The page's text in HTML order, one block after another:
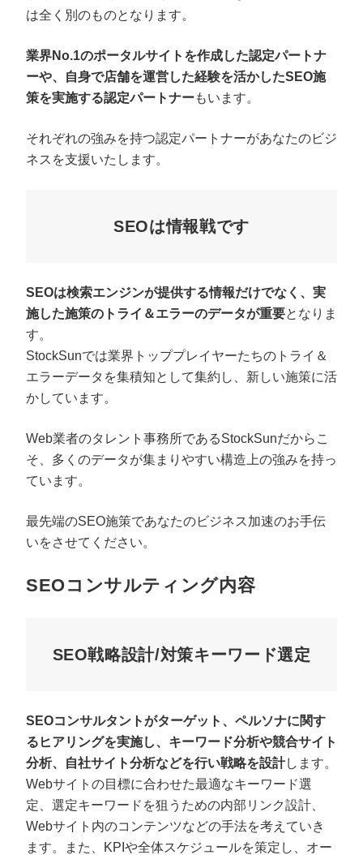
は全く別のものとなります。
業界No.1のポータルサイトを作成した認定パートナ
ーや、自身で店舗を運営した経験を活かしたSEO施
策を実施する認定パートナーもいます。
それぞれの強みを持つ認定パートナーがあなたのビジ
ネスを支援いたします。
SEOは情報戦です
SEOは検索エンジンが提供する情報だけでなく、実
施した施策のトライ＆エラーのデータが重要となりま
す。
StockSunでは業界トッププレイヤーたちのトライ＆
エラーデータを集積知として集約し、新しい施策に活
かしています。
Web業者のタレント事務所であるStockSunだからこ
そ、多くのデータが集まりやすい構造上の強みを持っ
ています。
最先端のSEO施策であなたのビジネス加速のお手伝
いをさせてください。
SEOコンサルティング内容
SEO戦略設計/対策キーワード選定
SEOコンサルタントがターゲット、ペルソナに関す
るヒアリングを実施し、キーワード分析や競合サイト
分析、自社サイト分析などを行い戦略を設計します。
Webサイトの目標に合わせた最適なキーワード選
定、選定キーワードを狙うための内部リンク設計、
Webサイト内のコンテンツなどの手法を考えていき
ます。また、KPIや全体スケジュールを策定し、オー